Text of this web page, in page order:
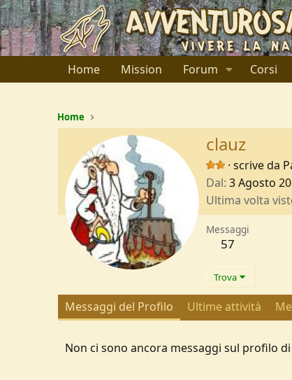
Home Mission Forum Corsi
Home
clauz
· scrive da
Dal 3 Agosto
Ultima volta
Messaggi
57
Trova
Messaggi del Profilo Ultime attività
Non ci sono ancora messaggi sul profilo di